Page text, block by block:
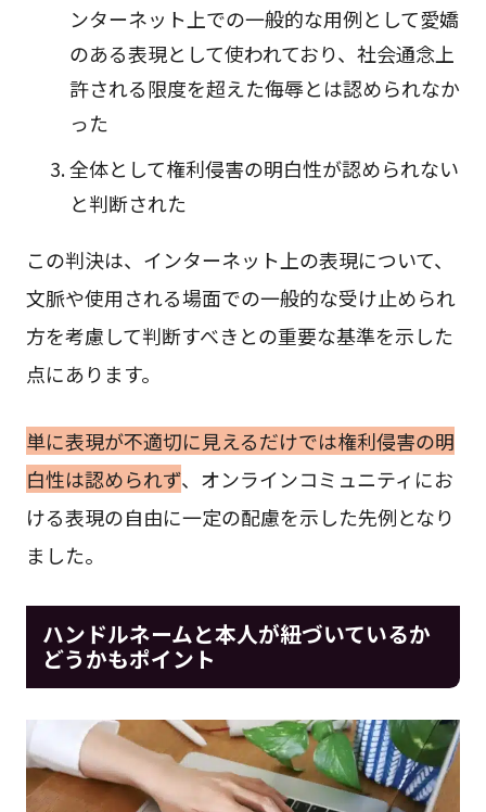
ンターネット上での一般的な用例として愛嬌
のある表現として使われており、社会通念上
許される限度を超えた侮辱とは認められなか
った
全体として権利侵害の明白性が認められない
と判断された
この判決は、インターネット上の表現について、
文脈や使用される場面での一般的な受け止められ
方を考慮して判断すべきとの重要な基準を示した
点にあります。
単に表現が不適切に見えるだけでは権利侵害の明
白性は認められず、オンラインコミュニティにお
ける表現の自由に一定の配慮を示した先例となり
ました。
ハンドルネームと本人が紐づいているか
どうかもポイント